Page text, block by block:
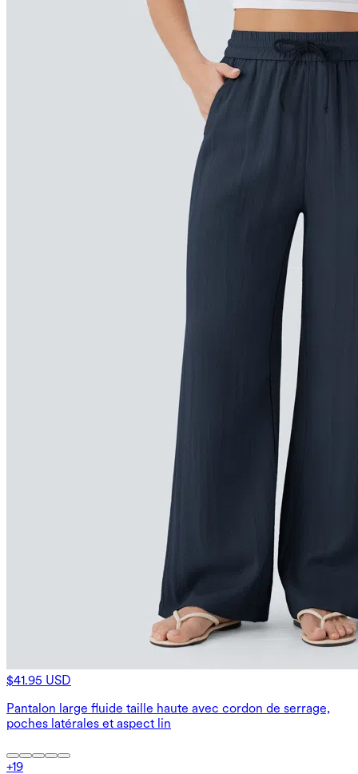
$41.95 USD
Pantalon large fluide taille haute avec cordon de serrage,
poches latérales et aspect lin
+19